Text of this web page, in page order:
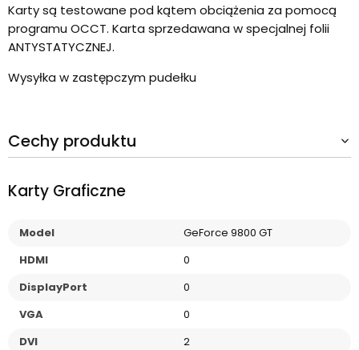
Karty są testowane pod kątem obciążenia za pomocą
programu OCCT. Karta sprzedawana w specjalnej folii
ANTYSTATYCZNEJ.
Wysyłka w zastępczym pudełku
Cechy produktu
Karty Graficzne
Model
GeForce 9800 GT
HDMI
0
DisplayPort
0
VGA
0
DVI
2